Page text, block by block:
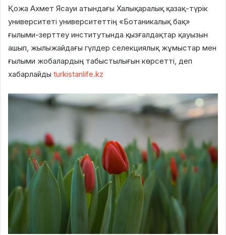
Қожа Ахмет Ясауи атындағы Халықаралық қазақ-түрік
университеті университеттің «Ботаникалық бақ»
ғылыми-зерттеу институтында қызғалдақтар қауызын
ашып, жылыжайдағы гүлдер селекциялық жұмыстар мен
ғылыми жобалардың табыстылығын көрсетті, деп
хабарлайды turkistanlife.kz